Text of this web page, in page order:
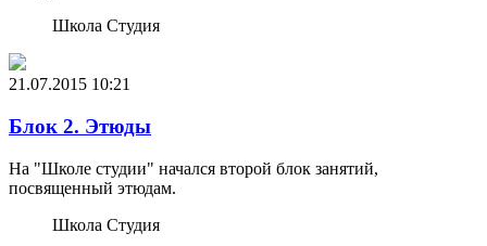
Школа Студия
21.07.2015 10:21
Блок 2. Этюды
На "Школе студии" начался второй блок занятий,
посвященный этюдам.
Школа Студия